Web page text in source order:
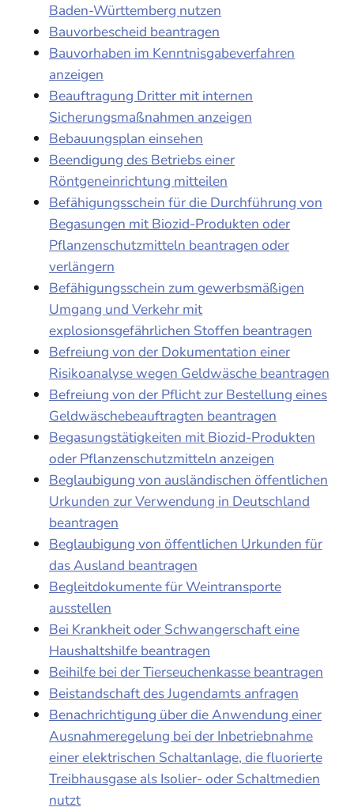
Baden-Württemberg nutzen
Bauvorbescheid beantragen
Bauvorhaben im Kenntnisgabeverfahren
anzeigen
Beauftragung Dritter mit internen
Sicherungsmaßnahmen anzeigen
Bebauungsplan einsehen
Beendigung des Betriebs einer
Röntgeneinrichtung mitteilen
Befähigungsschein für die Durchführung von
Begasungen mit Biozid-Produkten oder
Pflanzenschutzmitteln beantragen oder
verlängern
Befähigungsschein zum gewerbsmäßigen
Umgang und Verkehr mit
explosionsgefährlichen Stoffen beantragen
Befreiung von der Dokumentation einer
Risikoanalyse wegen Geldwäsche beantragen
Befreiung von der Pflicht zur Bestellung eines
Geldwäschebeauftragten beantragen
Begasungstätigkeiten mit Biozid-Produkten
oder Pflanzenschutzmitteln anzeigen
Beglaubigung von ausländischen öffentlichen
Urkunden zur Verwendung in Deutschland
beantragen
Beglaubigung von öffentlichen Urkunden für
das Ausland beantragen
Begleitdokumente für Weintransporte
ausstellen
Bei Krankheit oder Schwangerschaft eine
Haushaltshilfe beantragen
Beihilfe bei der Tierseuchenkasse beantragen
Beistandschaft des Jugendamts anfragen
Benachrichtigung über die Anwendung einer
Ausnahmeregelung bei der Inbetriebnahme
einer elektrischen Schaltanlage, die fluorierte
Treibhausgase als Isolier- oder Schaltmedien
nutzt